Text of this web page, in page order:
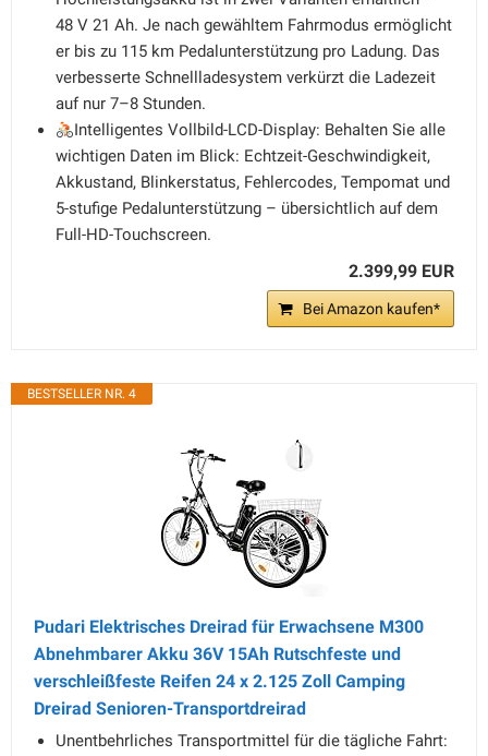
48 V 21 Ah. Je nach gewähltem Fahrmodus ermöglicht
er bis zu 115 km Pedalunterstützung pro Ladung. Das
verbesserte Schnellladesystem verkürzt die Ladezeit
auf nur 7–8 Stunden.
Intelligentes Vollbild-LCD-Display: Behalten Sie alle
wichtigen Daten im Blick: Echtzeit-Geschwindigkeit,
Akkustand, Blinkerstatus, Fehlercodes, Tempomat und
5-stufige Pedalunterstützung – übersichtlich auf dem
Full-HD-Touchscreen.
2.399,99 EUR
Bei Amazon kaufen*
BESTSELLER NR. 4
Pudari Elektrisches Dreirad für Erwachsene M300
Abnehmbarer Akku 36V 15Ah Rutschfeste und
verschleißfeste Reifen 24 x 2.125 Zoll Camping
Dreirad Senioren-Transportdreirad
Unentbehrliches Transportmittel für die tägliche Fahrt: